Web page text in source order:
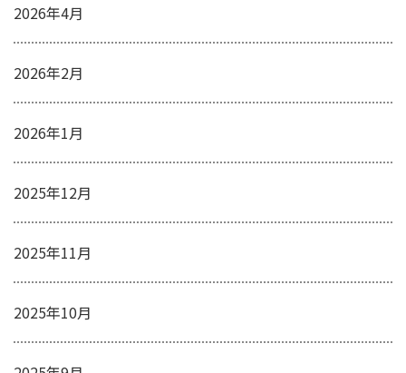
2026年4月
2026年2月
2026年1月
2025年12月
2025年11月
2025年10月